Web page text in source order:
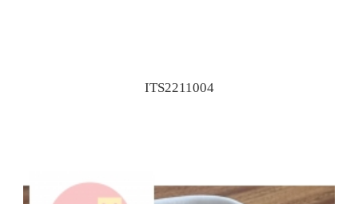
ITS2211004